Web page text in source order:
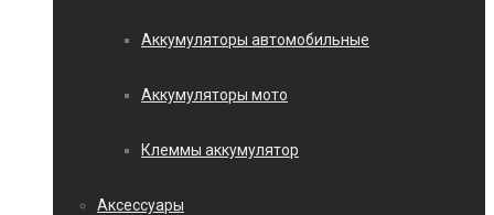
Аккумуляторы автомобильные
Аккумуляторы мото
Клеммы аккумулятор
Аксессуары